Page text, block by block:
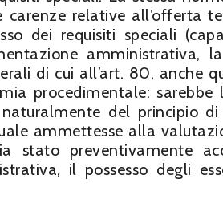
carenze relative all’offerta
dei requisiti speciali
amministrativa,
di cui all’art. 80, anche
procedimentale:
del principio
ammettesse alla
stato preventivamente
il possesso degli